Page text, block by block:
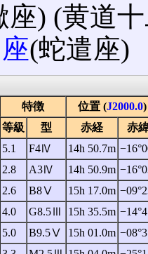
座) (黄道
(蛇遣座)
特徴 位置 (J2000.0)
等級 型 赤経
赤
5.1 F4Ⅳ 14h 50.7m
2.8 A3Ⅳ 14h 50.9m
2.6 B8Ⅴ 15h 17.0m
4.0 G8.5Ⅲ 15h 35.5m
5.0 B9.5Ⅴ 15h 01.0m